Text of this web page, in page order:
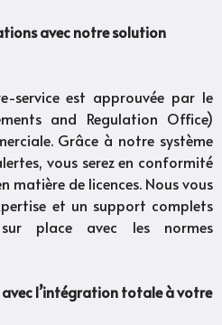
avec notre solution
service est approuvée par le
and Regulation Office)
Grâce à notre système
vous serez en conformité
matière de licences. Nous vous
et un support complets
place avec les normes
l’intégration totale à votre